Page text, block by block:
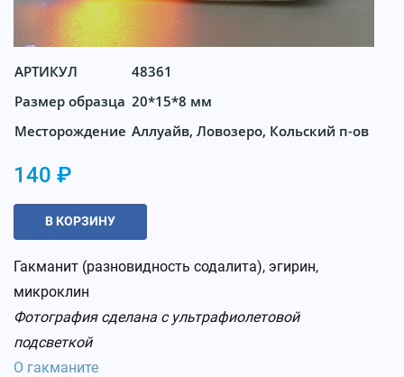
АРТИКУЛ
48361
Размер образца 20*15*8 мм
Месторождение Аллуайв, Ловозеро, Кольский п-ов
140 ₽
В КОРЗИНУ
Гакманит (разновидность содалита), эгирин,
микроклин
Фотография сделана с ультрафиолетовой
подсветкой
О гакманите